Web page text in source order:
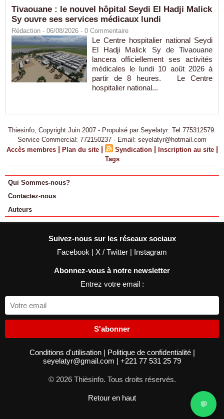
Tivaouane : le nouvel hôpital Seydi El Hadji Malick
Sy ouvre ses services médicaux lundi
Rédaction - 06/08/2026 - 0 Commentaire
Le Centre hospitalier national Seydi
El Hadji Malick Sy de Tivaouane
lancera officiellement ses activités
médicales le lundi 10 août 2026 à
partir de 8 heures. Le Centre
hospitalier national...
Thiesinfo, Copyright Juin 2007 - Propulsé par Seyelatyr: Tel 775312579.
Service Commercial: 772150237 - Email: seyelatyr@hotmail.com
Accès membres | Plan du site | Syndication | Inscription au site |
Tags
Qui Sommes-nous?
Contactez-nous
Auteurs
Suivez-nous sur les réseaux sociaux
Facebook | X / Twitter | Instagram
Abonnez-vous à notre newsletter
Entrez votre email :
S'abonner
Conditions d'utilisation | Politique de confidentialité |
seyelatyr@gmail.com | +221 77 531 25 79
© 2026 Thièsinfo. Tous droits réservés.
Retour en haut
💬